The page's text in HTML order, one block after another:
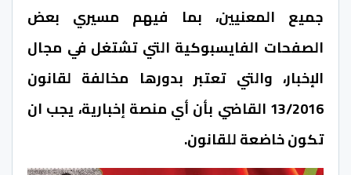
جميع المعنيين، بما فيهم مسيري بعض
الصفحات الفايسبوكية التي تشتغل في مجال
الإخبار، والتي تعتبر بدورها مخالفة لقانون
13/2016 القاضي بأن أي منصة إخبارية، يجب ان
تكون خاضعة للقانون.